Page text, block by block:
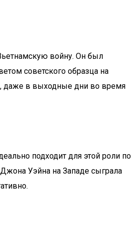
войну. Он был
советского образца на
даже в выходные дни во время
подходит для этой роли по
Уэйна на Западе сыграла